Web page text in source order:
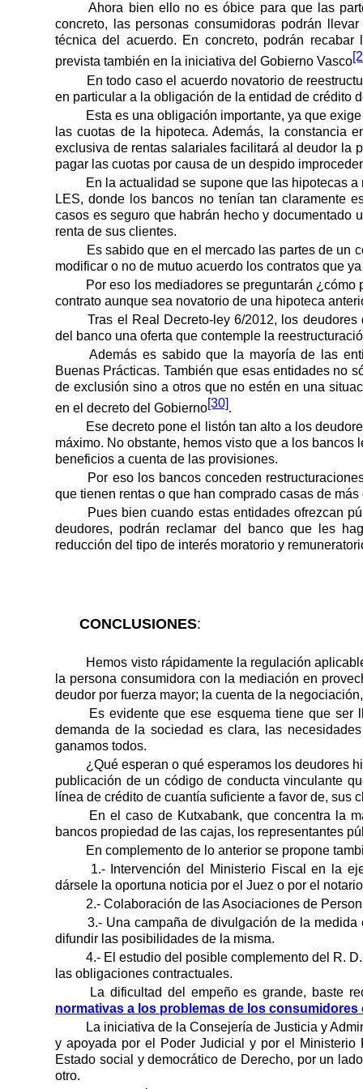
Ahora bien ello no es óbice para que las
concreto, las personas consumidoras podrán
técnica del acuerdo. En concreto, podrán
prevista también en la iniciativa del Gobierno Vasco
En todo caso el acuerdo novatorio de
en particular a la obligación de la entidad de crédito
Esta es una obligación importante, ya que
las cuotas de la hipoteca. Además, la constancia
exclusiva de rentas salariales facilitará al deudor la
pagar las cuotas por causa de un despido
En la actualidad se supone que las hipotecas
LES, donde los bancos no tenían tan claramente
casos es seguro que habrán hecho y documentado
renta de sus clientes.
Es sabido que en el mercado las partes de un
modificar o no de mutuo acuerdo los contratos que
Por eso los mediadores se preguntarán
contrato aunque sea novatorio de una hipoteca
Tras el Real Decreto-ley 6/2012, los
del banco una oferta que contemple la
Además es sabido que la mayoría de las
Buenas Prácticas. También que esas entidades no
de exclusión sino a otros que no estén en una
en el decreto del Gobierno[30].
Ese decreto pone el listón tan alto a los
máximo. No obstante, hemos visto que a los
beneficios a cuenta de las provisiones.
Por eso los bancos conceden
que tienen rentas o que han comprado casas de
Pues bien cuando estas entidades ofrezcan
deudores, podrán reclamar del banco que les
reducción del tipo de interés moratorio y
CONCLUSIONES:
Hemos visto rápidamente la regulación
la persona consumidora con la mediación en
deudor por fuerza mayor; la cuenta de la
Es evidente que ese esquema tiene que
demanda de la sociedad es clara, las
ganamos todos.
¿Qué esperan o qué esperamos los deudores
publicación de un código de conducta vinculante
línea de crédito de cuantía suficiente a favor de,
En el caso de Kutxabank, que concentra la
bancos propiedad de las cajas, los representantes
En complemento de lo anterior se propone
1.- Intervención del Ministerio Fiscal en la
dársele la oportuna noticia por el Juez o por el
2.- Colaboración de las Asociaciones de
3.- Una campaña de divulgación de la
difundir las posibilidades de la misma.
4.- El estudio del posible complemento del R.
las obligaciones contractuales.
La dificultad del empeño es grande, baste
normativas a los problemas de los consumidores
La iniciativa de la Consejería de Justicia y
y apoyada por el Poder Judicial y por el
Estado social y democrático de Derecho, por un
otro.